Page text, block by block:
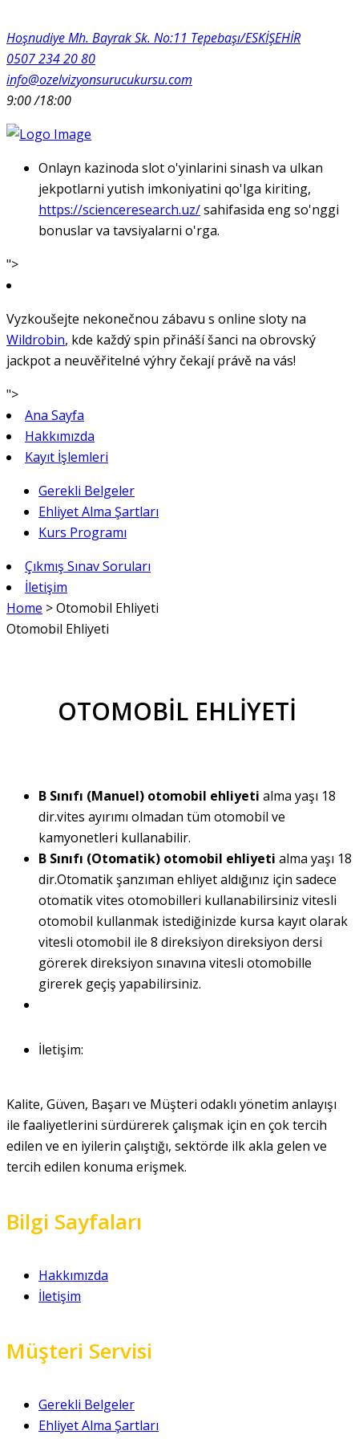
Hoşnudiye Mh. Bayrak Sk. No:11 Tepebaşı/ESKİŞEHİR
0507 234 20 80
info@ozelvizyonsurucukursu.com
9:00 /18:00
Onlayn kazinoda slot o'yinlarini sinash va ulkan
jekpotlarni yutish imkoniyatini qo'lga kiriting,
https://scienceresearch.uz/sahifasida eng so'nggi
bonuslar va tavsiyalarni o'rga.
">
Vyzkoušejte nekonečnou zábavu s online sloty na
Wildrobin, kde každý spin přináší šanci na obrovský
jackpot a neuvěřitelné výhry čekají právě na vás!
">
Ana Sayfa
Hakkımızda
Kayıt İşlemleri
Gerekli Belgeler
Ehliyet Alma Şartları
Kurs Programı
Çıkmış Sınav Soruları
İletişim
Home >Otomobil Ehliyeti
Otomobil Ehliyeti
OTOMOBİL EHLİYETİ
B Sınıfı (Manuel) otomobil ehliyeti alma yaşı 18
dir.vites ayırımı olmadan tüm otomobil ve
kamyonetleri kullanabilir.
B Sınıfı (Otomatik) otomobil ehliyeti alma yaşı 18
dir.Otomatik şanzıman ehliyet aldığınız için sadece
otomatik vites otomobilleri kullanabilirsiniz vitesli
otomobil kullanmak istediğinizde kursa kayıt olarak
vitesli otomobil ile 8 direksiyon direksiyon dersi
görerek direksiyon sınavına vitesli otomobille
girerek geçiş yapabilirsiniz.
İletişim:
Kalite, Güven, Başarı ve Müşteri odaklı yönetim anlayışı
ile faaliyetlerini sürdürerek çalışmak için en çok tercih
edilen ve en iyilerin çalıştığı, sektörde ilk akla gelen ve
tercih edilen konuma erişmek.
Bilgi Sayfaları
Hakkımızda
İletişim
Müşteri Servisi
Gerekli Belgeler
Ehliyet Alma Şartları